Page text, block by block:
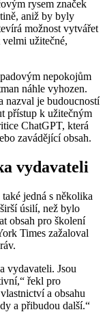
rysem značek
aniž by byly
možnost vytvářet
užitečné,
nepokojům
náhle vyhozen.
nazval je budoucností
přístup k užitečným
ChatGPT, která
zavádějící obsah.
vydavateli
jedná s několika
úsilí, než bylo
obsah pro školení
Times zažaloval
vydavateli. Jsou
řekl pro
a obsahu
a přibudou další.“